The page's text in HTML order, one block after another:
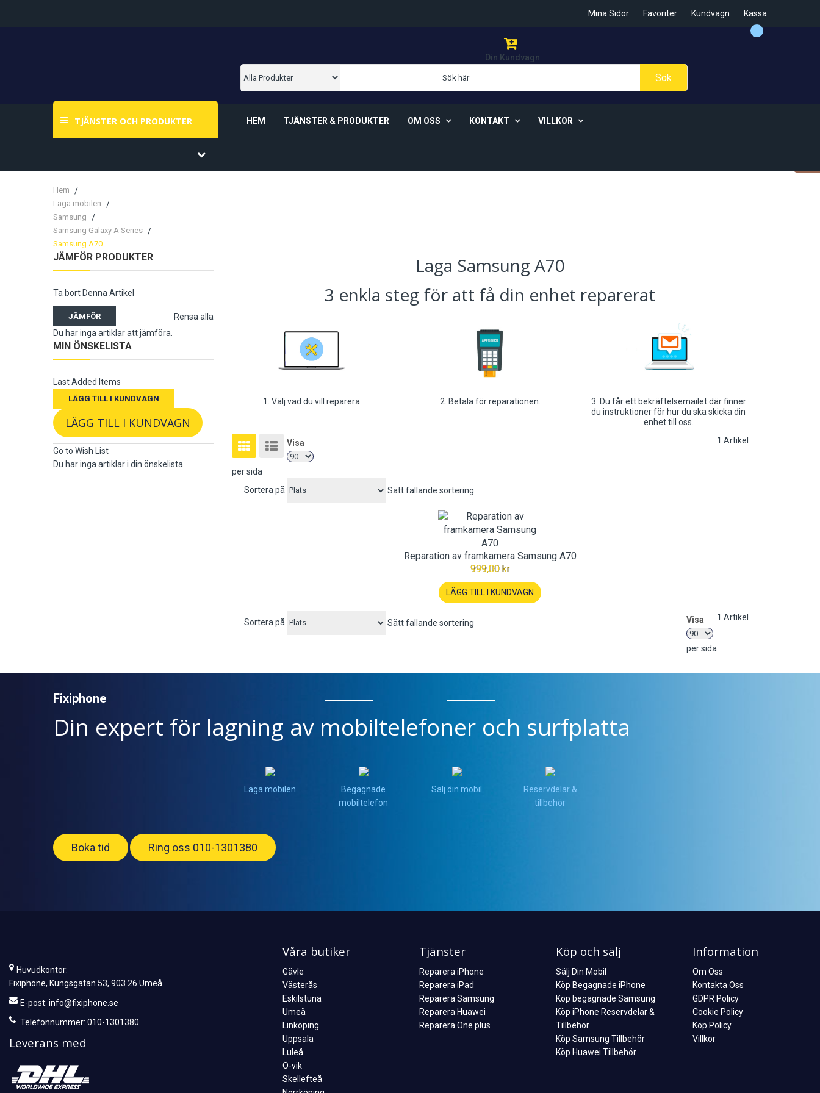
Mina Sidor Favoriter Kundvagn Kassa
Din Kundvagn
Sök
TJÄNSTER OCH PRODUKTER HEM TJÄNSTER & PRODUKTER OM OSS KONTAKT VILLKOR
Hem
Laga mobilen
Samsung
Samsung Galaxy A Series
Samsung A70
JÄMFÖR PRODUKTER
Ta bort Denna Artikel
JÄMFÖR
Rensa alla
Du har inga artiklar att jämföra.
MIN ÖNSKELISTA
Last Added Items
LÄGG TILL I KUNDVAGN
LÄGG TILL I KUNDVAGN
Go to Wish List
Du har inga artiklar i din önskelista.
Laga Samsung A70
3 enkla steg för att få din enhet reparerat
1. Välj vad du vill reparera 2. Betala för reparationen.
3. Du får ett bekräftelsemailet där finner
du instruktioner för hur du ska skicka din
enhet till oss.
Visa
som
RutnätListvy 1 Artikel
Visa
per sida
Sortera på
Sätt fallande sortering
Reparation av framkamera Samsung A70
999,00 kr
LÄGG TILL I KUNDVAGN
1 Artikel
Visa
per sida
Sortera på Sätt fallande sortering
Fixiphone
Din expert för lagning av mobiltelefoner och surfplatta
Laga mobilen
Begagnade
mobiltelefon
Sälj din mobil
Reservdelar &
tillbehör
Boka tid Ring oss 010-1301380
Huvudkontor:
Fixiphone, Kungsgatan 53, 903 26 Umeå
E-post: info@fixiphone.se
Telefonnummer: 010-1301380
Leverans med
Våra butiker
Gävle
Västerås
Eskilstuna
Umeå
Linköping
Uppsala
Luleå
Ö-vik
Skellefteå
Tjänster
Reparera iPhone
Reparera iPad
Reparera Samsung
Reparera Huawei
Reparera One plus
Köp och sälj
Sälj Din Mobil
Köp Begagnade iPhone
Köp begagnade Samsung
Köp iPhone Reservdelar &
Tillbehör
Köp Samsung Tillbehör
Köp Huawei Tillbehör
Information
Om Oss
Kontakta Oss
GDPR Policy
Cookie Policy
Köp Policy
Villkor